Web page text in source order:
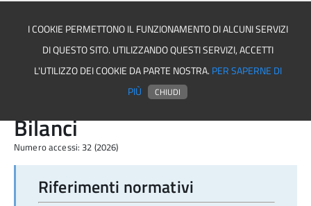
Comune di Santomenna
Bilanci
Numero accessi: 32 (2026)
Riferimenti normativi
I COOKIE PERMETTONO IL FUNZIONAMENTO DI ALCUNI SERVIZI
DI QUESTO SITO. UTILIZZANDO QUESTI SERVIZI, ACCETTI
L'UTILIZZO DEI COOKIE DA PARTE NOSTRA. PER SAPERNE DI
PIÙ
CHIUDI